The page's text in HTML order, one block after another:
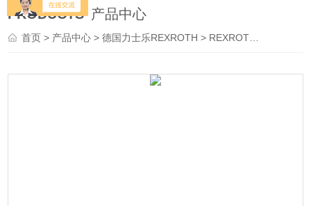
PRODUCTS 产品中心
首页> 产品中心 >德国力士乐REXROTH > REXROTH阀